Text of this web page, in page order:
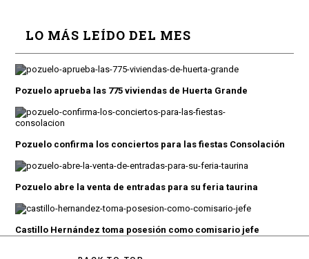
LO MÁS LEÍDO DEL MES
Pozuelo aprueba las 775 viviendas de Huerta Grande
Pozuelo confirma los conciertos para las fiestas Consolación
Pozuelo abre la venta de entradas para su feria taurina
Castillo Hernández toma posesión como comisario jefe